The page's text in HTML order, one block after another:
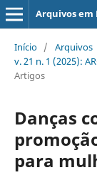
Arquivos
Início / Arquivos
v. 21 n. 1 (2025):
Artigos
Danças
para